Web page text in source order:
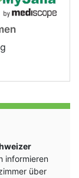
informieren
über